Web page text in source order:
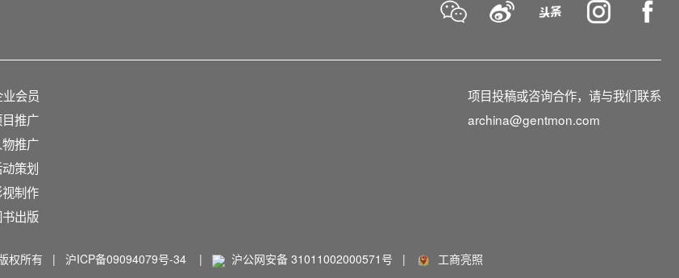
会员
推广
推广
策划
制作
出版
项目投稿或咨询合作，请与我们联系
archina@gentmon.com
权所有 | 沪ICP备09094079号-34| 沪公网安备 31011002000571号 | 工商亮照